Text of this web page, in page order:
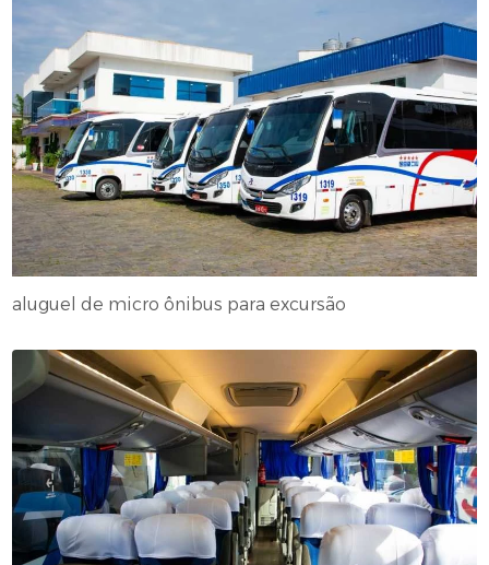
aluguel de micro ônibus para excursão